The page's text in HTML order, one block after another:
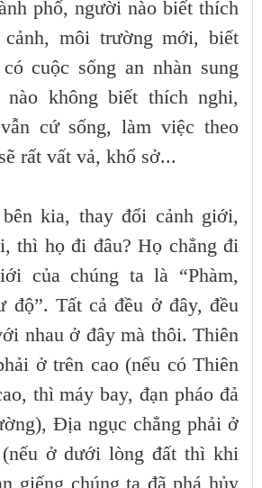
phố, người nào biết thích
môi trường mới, biết
cuộc sống an nhàn sung
nào không biết thích nghi,
cứ sống, làm việc theo
rất vất vả, khổ sở...
kia, thay đổi cảnh giới,
thì họ đi đâu? Họ chẳng đi
của chúng ta là “Phàm,
độ”. Tất cả đều ở đây, đều
nhau ở đây mà thôi. Thiên
ở trên cao (nếu có Thiên
thì máy bay, đạn pháo đả
Địa ngục chẳng phải ở
ở dưới lòng đất thì khi
giếng chúng ta đã phá hủy